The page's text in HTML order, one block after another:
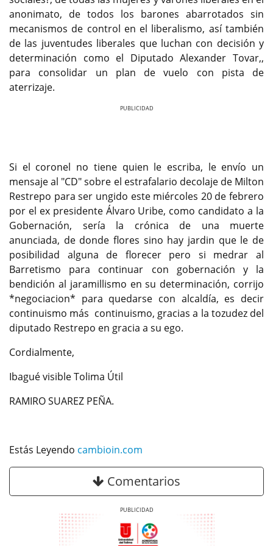
anonimato, de todos los barones abarrotados sin
mecanismos de control en el liberalismo, así también
de las juventudes liberales que luchan con decisión y
determinación como el Diputado Alexander Tovar,,
para consolidar un plan de vuelo con pista de
aterrizaje.
Si el coronel no tiene quien le escriba, le envío un
mensaje al "CD" sobre el estrafalario decolaje de Milton
Restrepo para ser ungido este miércoles 20 de febrero
por el ex presidente Álvaro Uribe, como candidato a la
Gobernación, sería la crónica de una muerte
anunciada, de donde flores sino hay jardin que le de
posibilidad alguna de florecer pero si medrar al
Barretismo para continuar con gobernación y la
bendición al jaramillismo en su determinación, corrijo
*negociacion* para quedarse con alcaldía, es decir
continuismo más continuismo, gracias a la tozudez del
diputado Restrepo en gracia a su ego.
Cordialmente,
Ibagué visible Tolima Útil
RAMIRO SUAREZ PEÑA.
Estás Leyendo cambioin.com
Comentarios